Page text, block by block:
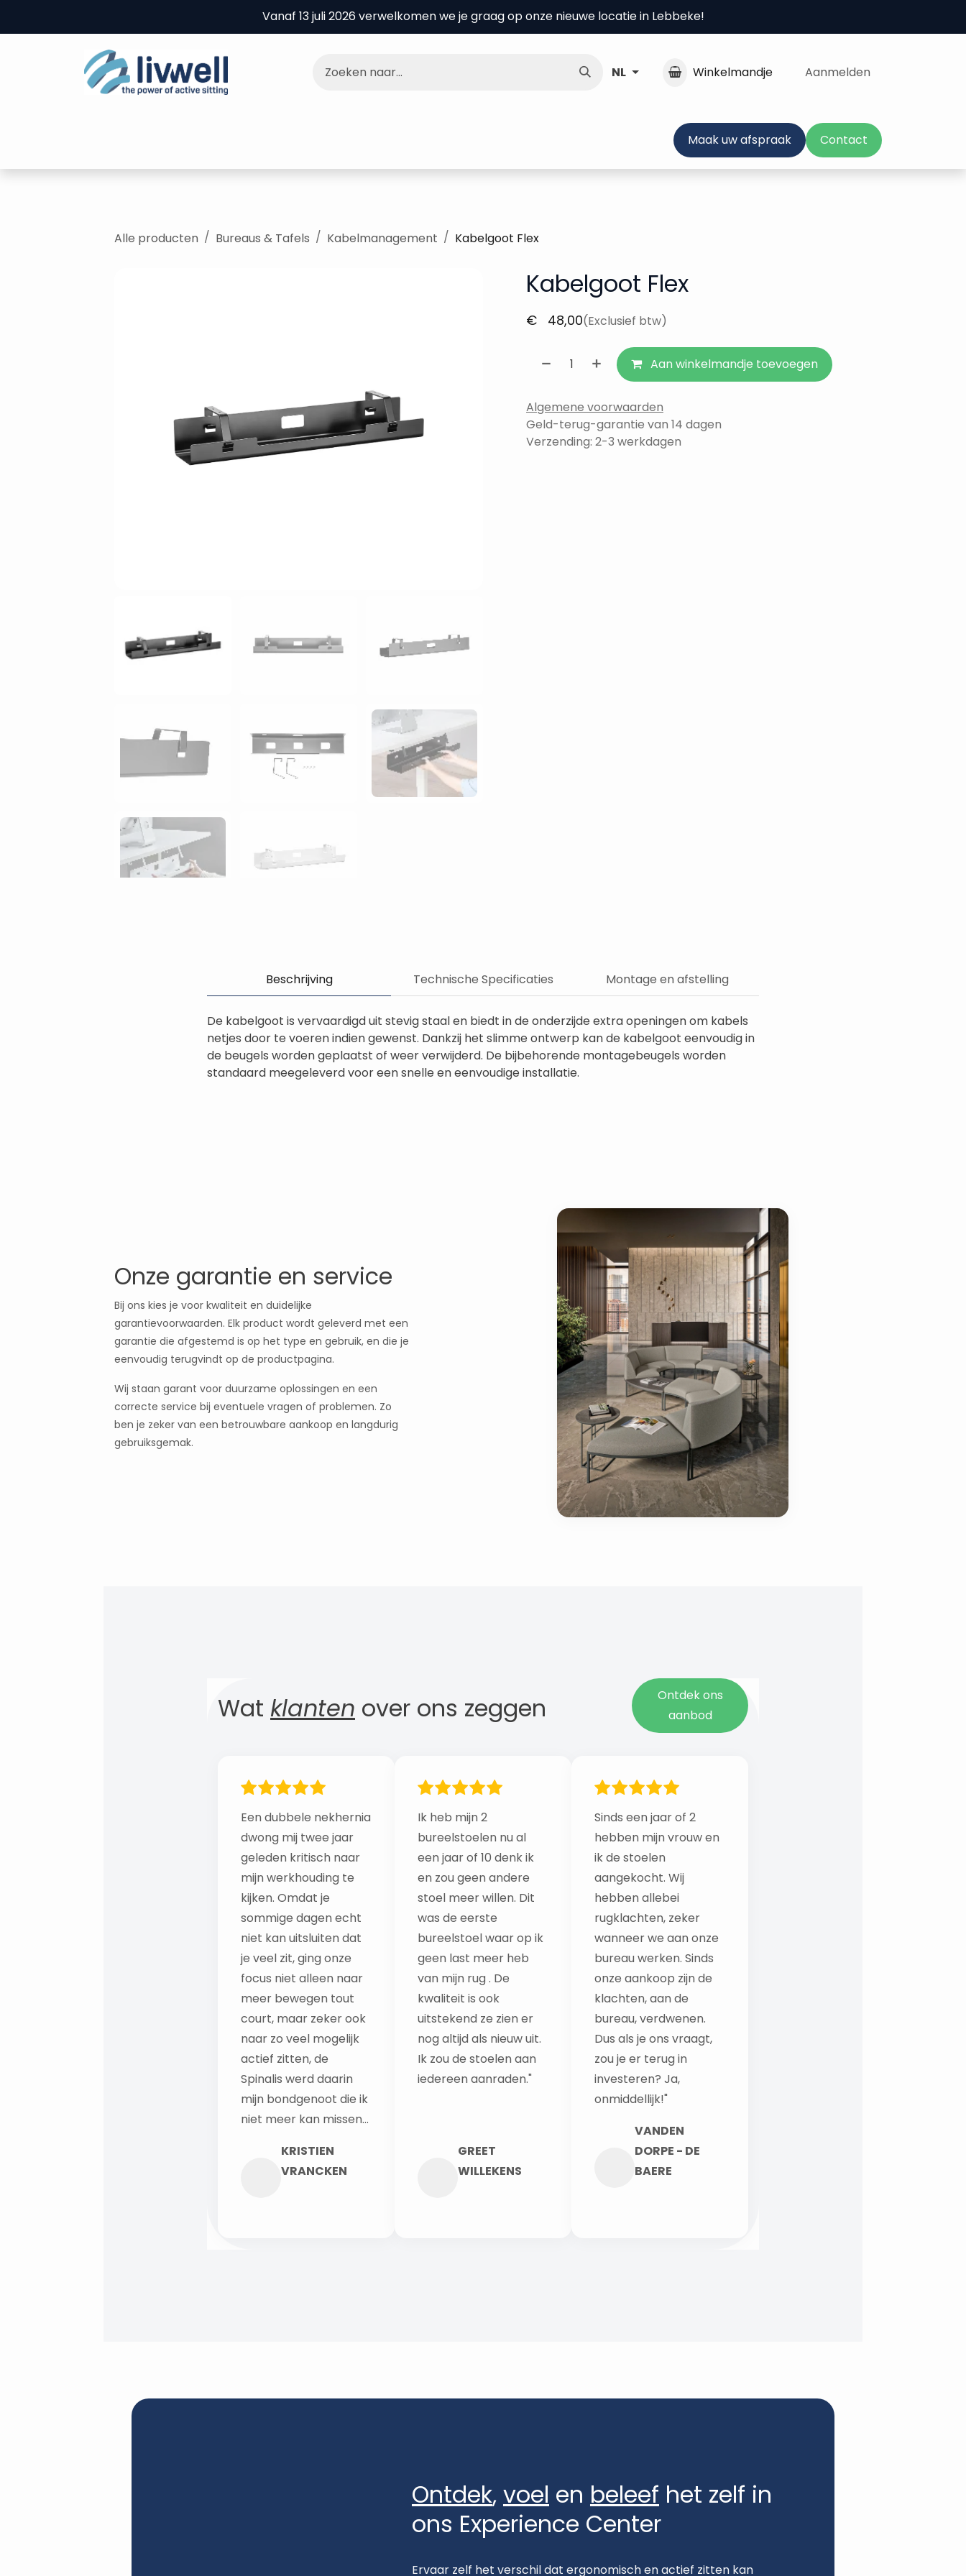
Vanaf 13 juli 2026 verwelkomen we je graag op onze nieuwe locatie in Lebbeke!
NL Winkelmandje Aanmelden
Maak uw afspraak Contact
Alle producten Bureaus & Tafels Kabelmanagement Kabelgoot Flex
Kabelgoot Flex
€ 48,00(Exclusief btw)
Aan winkelmandje toevoegen
Algemene voorwaarden
Geld-terug-garantie van 14 dagen
Verzending: 2-3 werkdagen
Beschrijving Technische Specificaties Montage en afstelling
De kabelgoot is vervaardigd uit stevig staal en biedt in de onderzijde extra openingen om kabels
netjes door te voeren indien gewenst. Dankzij het slimme ontwerp kan de kabelgoot eenvoudig in
de beugels worden geplaatst of weer verwijderd. De bijbehorende montagebeugels worden
standaard meegeleverd voor een snelle en eenvoudige installatie.
Onze garantie en service
Bij ons kies je voor kwaliteit en duidelijke
garantievoorwaarden. Elk product wordt geleverd met een
garantie die afgestemd is op het type en gebruik, en die je
eenvoudig terugvindt op de productpagina.
Wij staan garant voor duurzame oplossingen en een
correcte service bij eventuele vragen of problemen. Zo
ben je zeker van een betrouwbare aankoop en langdurig
gebruiksgemak.
Wat klanten over ons zeggen
Ontdek ons
aanbod
Een dubbele nekhernia
dwong mij twee jaar
geleden kritisch naar
mijn werkhouding te
kijken. Omdat je
sommige dagen echt
niet kan uitsluiten dat
je veel zit, ging onze
focus niet alleen naar
meer bewegen tout
court, maar zeker ook
naar zo veel mogelijk
actief zitten, de
Spinalis werd daarin
mijn bondgenoot die ik
niet meer kan missen...
KRISTIEN
VRANCKEN
Ik heb mijn 2
bureelstoelen nu al
een jaar of 10 denk ik
en zou geen andere
stoel meer willen. Dit
was de eerste
bureelstoel waar op ik
geen last meer heb
van mijn rug . De
kwaliteit is ook
uitstekend ze zien er
nog altijd als nieuw uit.
Ik zou de stoelen aan
iedereen aanraden."
GREET
WILLEKENS
Sinds een jaar of 2
hebben mijn vrouw en
ik de stoelen
aangekocht. Wij
hebben allebei
rugklachten, zeker
wanneer we aan onze
bureau werken. Sinds
onze aankoop zijn de
klachten, aan de
bureau, verdwenen.
Dus als je ons vraagt,
zou je er terug in
investeren? Ja,
onmiddellijk!"
VANDEN
DORPE - DE
BAERE
Ontdek, voel en beleef het zelf in
ons Experience Center
Ervaar zelf het verschil dat ergonomisch en actief zitten kan